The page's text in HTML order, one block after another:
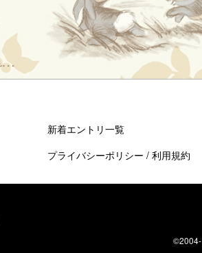
新着エントリ一覧
プライバシーポリシー / 利用規約
©2004-